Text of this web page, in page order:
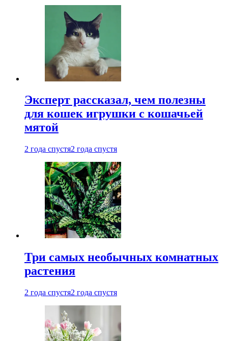
Эксперт рассказал, чем полезны
для кошек игрушки с кошачьей
мятой
2 года спустя2 года спустя
Три самых необычных комнатных
растения
2 года спустя2 года спустя